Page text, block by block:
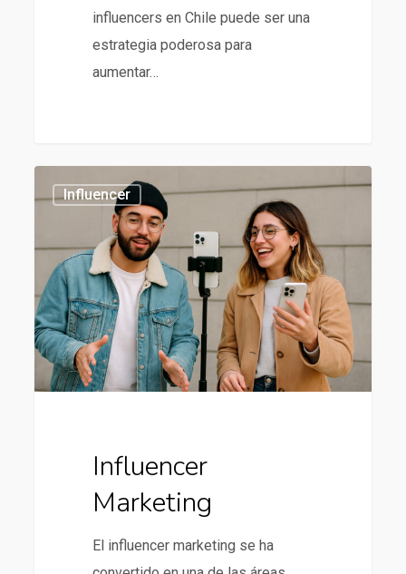
influencers en Chile puede ser una
estrategia poderosa para
aumentar…
Marketing
Influencer
Influencer
Marketing
El influencer marketing se ha
434